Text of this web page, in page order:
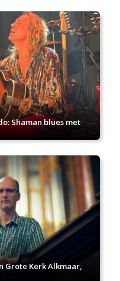
Shaman blues met
Grote Kerk Alkmaar,